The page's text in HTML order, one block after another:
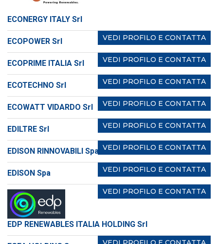
ECONERGY ITALY Srl
VEDI PROFILO E CONTATTA
ECOPOWER Srl
VEDI PROFILO E CONTATTA
ECOPRIME ITALIA Srl
VEDI PROFILO E CONTATTA
ECOTECHNO Srl
VEDI PROFILO E CONTATTA
ECOWATT VIDARDO Srl
VEDI PROFILO E CONTATTA
EDILTRE Srl
VEDI PROFILO E CONTATTA
EDISON RINNOVABILI Spa
VEDI PROFILO E CONTATTA
EDISON Spa
VEDI PROFILO E CONTATTA
EDP RENEWABLES ITALIA HOLDING Srl